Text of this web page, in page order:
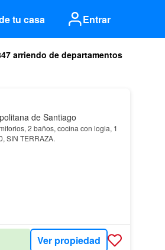
tu casa Entrar
arriendo de departamentos
de Santiago
2 baños, cocina con logia, 1
SIN TERRAZA.
Ver propiedad